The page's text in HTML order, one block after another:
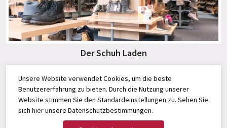
Der Schuh Laden
Unsere Website verwendet Cookies, um die beste
Benutzererfahrung zu bieten. Durch die Nutzung unserer
Website stimmen Sie den Standardeinstellungen zu. Sehen Sie
sich hierunsere Datenschutzbestimmungen.